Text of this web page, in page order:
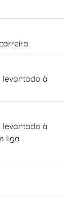
levantado à
levantado à
liga